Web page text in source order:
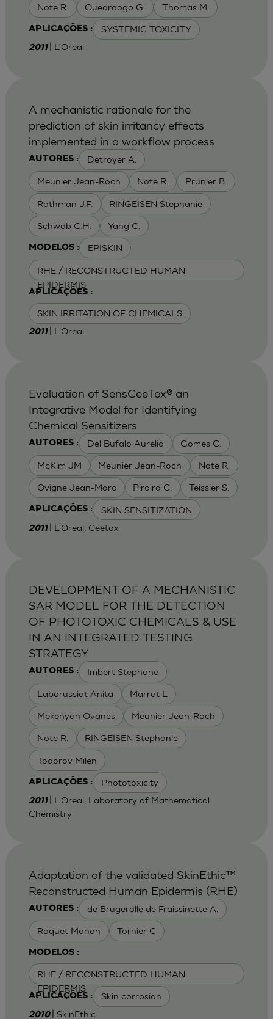
Note R. Ouedraogo G. Thomas M.
APLICAÇÕES : SYSTEMIC TOXICITY
2011 | L'Oreal
AUTORES : Detroyer A.
Meunier Jean-Roch Note R. Prunier B.
Rathman J.F. RINGEISEN Stephanie
Schwab C.H. Yang C.
MODELOS : EPISKIN
RHE / RECONSTRUCTED HUMAN
EPIDERMIS
APLICAÇÕES :
SKIN IRRITATION OF CHEMICALS
A mechanistic rationale for the
prediction of skin irritancy effects
implemented in a workflow process
2011 | L'Oreal
AUTORES : Del Bufalo Aurelia Gomes C.
McKim JM Meunier Jean-Roch Note R.
Ovigne Jean-Marc Piroird C. Teissier S.
APLICAÇÕES : SKIN SENSITIZATION
Evaluation of SensCeeTox® an
Integrative Model for Identifying
Chemical Sensitizers
2011 | L'Oreal, Ceetox
AUTORES : Imbert Stephane
Labarussiat Anita Marrot L
Mekenyan Ovanes Meunier Jean-Roch
Note R. RINGEISEN Stephanie
Todorov Milen
APLICAÇÕES : Phototoxicity
DEVELOPMENT OF A MECHANISTIC
SAR MODEL FOR THE DETECTION
OF PHOTOTOXIC CHEMICALS & USE
IN AN INTEGRATED TESTING
STRATEGY
2011
| L'Oreal, Laboratory of Mathematical
Chemistry
AUTORES : de Brugerolle de Fraissinette A.
Roquet Manon Tornier C
MODELOS :
RHE / RECONSTRUCTED HUMAN
EPIDERMIS
APLICAÇÕES : Skin corrosion
Adaptation of the validated SkinEthic™
Reconstructed Human Epidermis (RHE)
2010 | SkinEthic